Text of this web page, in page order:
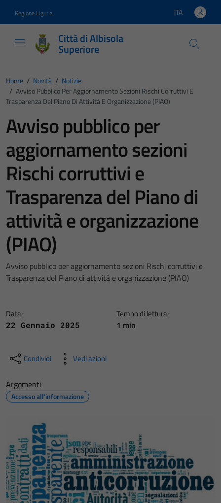
Regione Liguria Lingua attiva:
ITA
Città di Albisola
Superiore
Home / Novità / Notizie
/ Avviso Pubblico Per Aggiornamento Sezioni Rischi Corruttivi E
Trasparenza Del Piano Di Attività E Organizzazione (PIAO)
Avviso pubblico per
aggiornamento sezioni
Rischi corruttivi e
Trasparenza del Piano di
attività e organizzazione
(PIAO)
Avviso pubblico per aggiornamento sezioni Rischi corruttivi e
Trasparenza del Piano di attività e organizzazione (PIAO)
Data:
22 Gennaio 2025
Tempo di lettura:
1 min
Condividi Vedi azioni
Argomenti
Accesso all'informazione